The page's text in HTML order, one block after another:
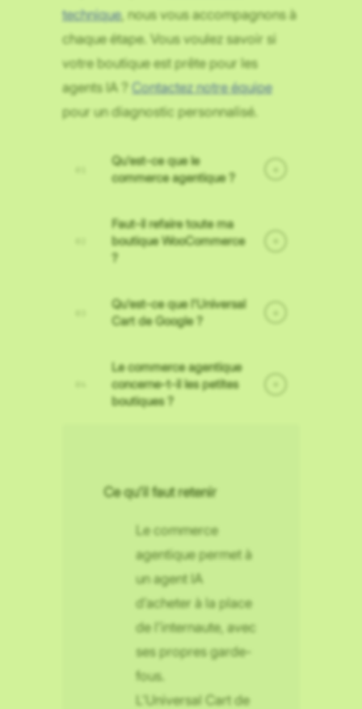
technique, nous vous accompagnons à
chaque étape. Vous voulez savoir si
votre boutique est prête pour les
agents IA ? Contactez notre équipe
pour un diagnostic personnalisé.
Qu'est-ce que le
commerce agentique ?
Faut-il refaire toute ma
boutique WooCommerce
?
Qu'est-ce que l'Universal
Cart de Google ?
Le commerce agentique
concerne-t-il les petites
boutiques ?
Ce qu’il faut retenir
Le commerce
agentique permet à
un agent IA
d’acheter à la place
de l’internaute, avec
ses propres garde-
fous.
L’Universal Cart de